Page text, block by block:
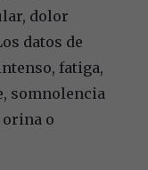
dolor
datos de
fatiga,
somnolencia
orina o